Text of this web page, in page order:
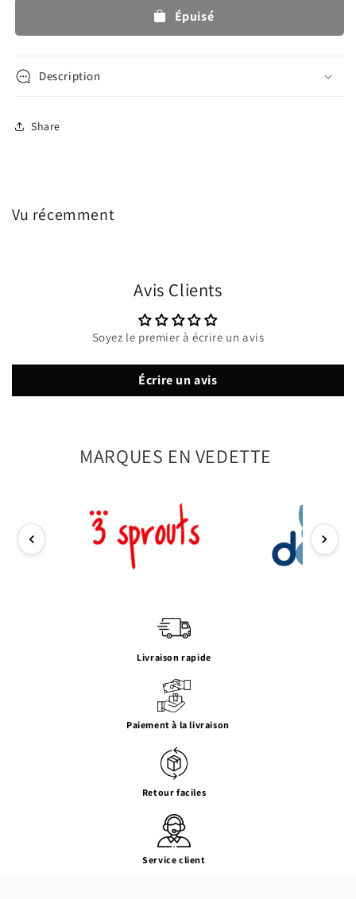
-
imperméables
-
Épuisé
Description
Share
Vu récemment
Avis Clients
Soyez le premier à écrire un avis
Écrire un avis
MARQUES EN VEDETTE
Livraison rapide
Paiement à la livraison
Retour faciles
Service client